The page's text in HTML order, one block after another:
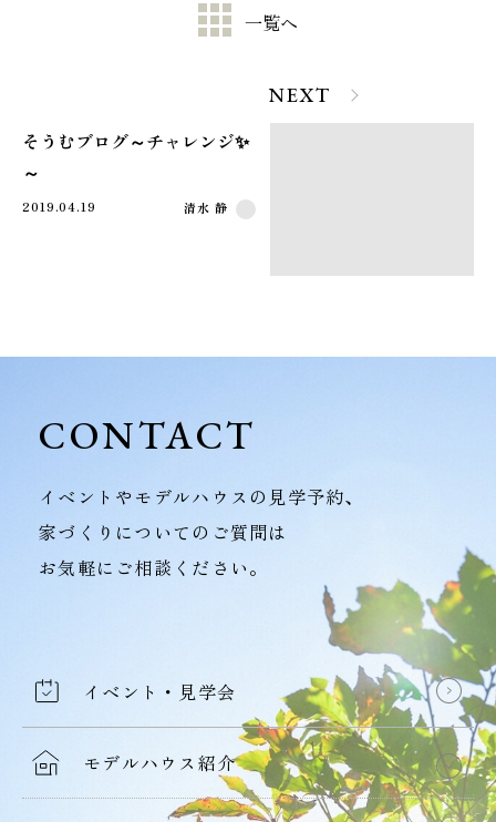
一覧へ
NEXT
そうむブログ～チャレンジ✨
～
2019.04.19 清水 静
CONTACT
イベントやモデルハウスの見学予約、
家づくりについてのご質問は
お気軽にご相談ください。
イベント・見学会
モデルハウス紹介